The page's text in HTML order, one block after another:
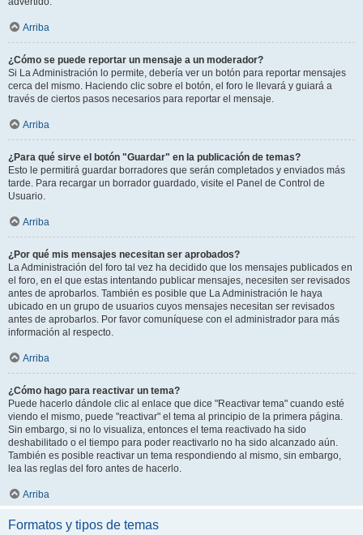
Arriba
¿Cómo se puede reportar un mensaje a un moderador?
Si La Administración lo permite, debería ver un botón para reportar mensajes
cerca del mismo. Haciendo clic sobre el botón, el foro le llevará y guiará a
través de ciertos pasos necesarios para reportar el mensaje.
Arriba
¿Para qué sirve el botón "Guardar" en la publicación de temas?
Esto le permitirá guardar borradores que serán completados y enviados más
tarde. Para recargar un borrador guardado, visite el Panel de Control de
Usuario.
Arriba
¿Por qué mis mensajes necesitan ser aprobados?
La Administración del foro tal vez ha decidido que los mensajes publicados en
el foro, en el que estas intentando publicar mensajes, necesiten ser revisados
antes de aprobarlos. También es posible que La Administración le haya
ubicado en un grupo de usuarios cuyos mensajes necesitan ser revisados
antes de aprobarlos. Por favor comuníquese con el administrador para más
información al respecto.
Arriba
¿Cómo hago para reactivar un tema?
Puede hacerlo dándole clic al enlace que dice "Reactivar tema" cuando esté
viendo el mismo, puede "reactivar" el tema al principio de la primera página.
Sin embargo, si no lo visualiza, entonces el tema reactivado ha sido
deshabilitado o el tiempo para poder reactivarlo no ha sido alcanzado aún.
También es posible reactivar un tema respondiendo al mismo, sin embargo,
lea las reglas del foro antes de hacerlo.
Arriba
Formatos y tipos de temas